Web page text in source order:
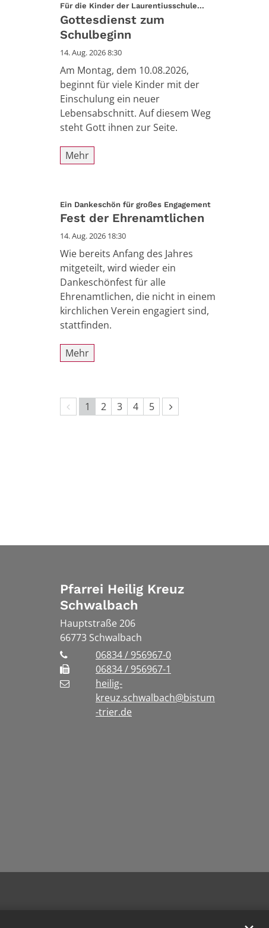
Datum: 14. August 2026
Für die Kinder der Laurentiusschule...
Gottesdienst zum
Schulbeginn
14. Aug. 2026 8:30
Am Montag, dem 10.08.2026,
beginnt für viele Kinder mit der
Einschulung ein neuer
Lebensabschnitt. Auf diesem Weg
steht Gott ihnen zur Seite.
Mehr
Ein Dankeschön für großes Engagement:
Fest der Ehrenamtlichen
14. Aug. 2026 18:30
Wie bereits Anfang des Jahres
mitgeteilt, wird wieder ein
Dankeschönfest für alle
Ehrenamtlichen, die nicht in einem
kirchlichen Verein engagiert sind,
stattfinden.
Mehr
Vorherige Seite
1 2 3 4 5 Nächste Seite
Pfarrei Heilig Kreuz
Schwalbach
Hauptstraße 206
66773 Schwalbach
06834 / 956967-0
06834 / 956967-1
heilig-
kreuz.schwalbach@bistum
-trier.de